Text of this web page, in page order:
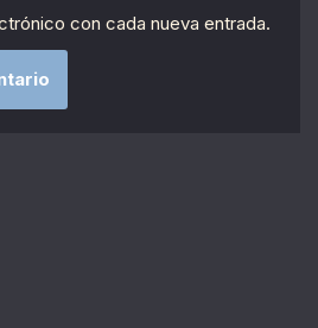
con cada nueva entrada.